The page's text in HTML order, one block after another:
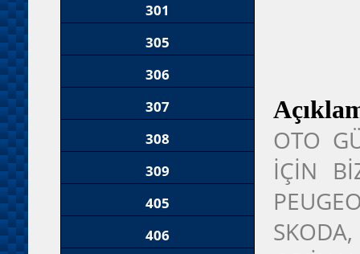
301
305
306
307
308
309
405
406
OTO
İÇİN